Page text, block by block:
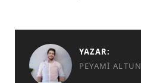
YAZAR:
PEYAMI